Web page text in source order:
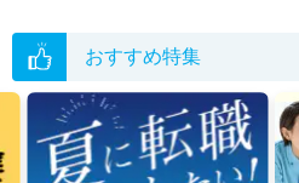
い。
おすすめ特集